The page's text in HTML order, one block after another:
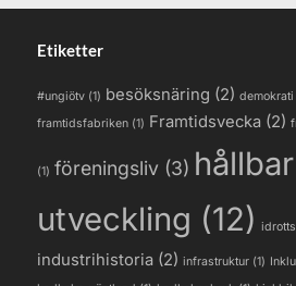
Etiketter
#ungiötv (1) besöksnäring (2) demokrati
framtidsfabriken (1) Framtidsvecka (2)
(1) föreningsliv (3) hållbar
utveckling (12)
industrihistoria (2) infrastruktur (1)